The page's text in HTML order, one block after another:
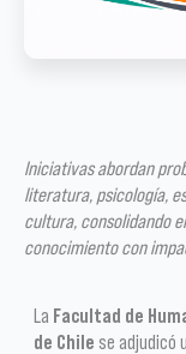
Iniciativas abordan
literatura, psicología,
cultura, consolidando
conocimiento con
La Facultad de
de Chile se adjudicó